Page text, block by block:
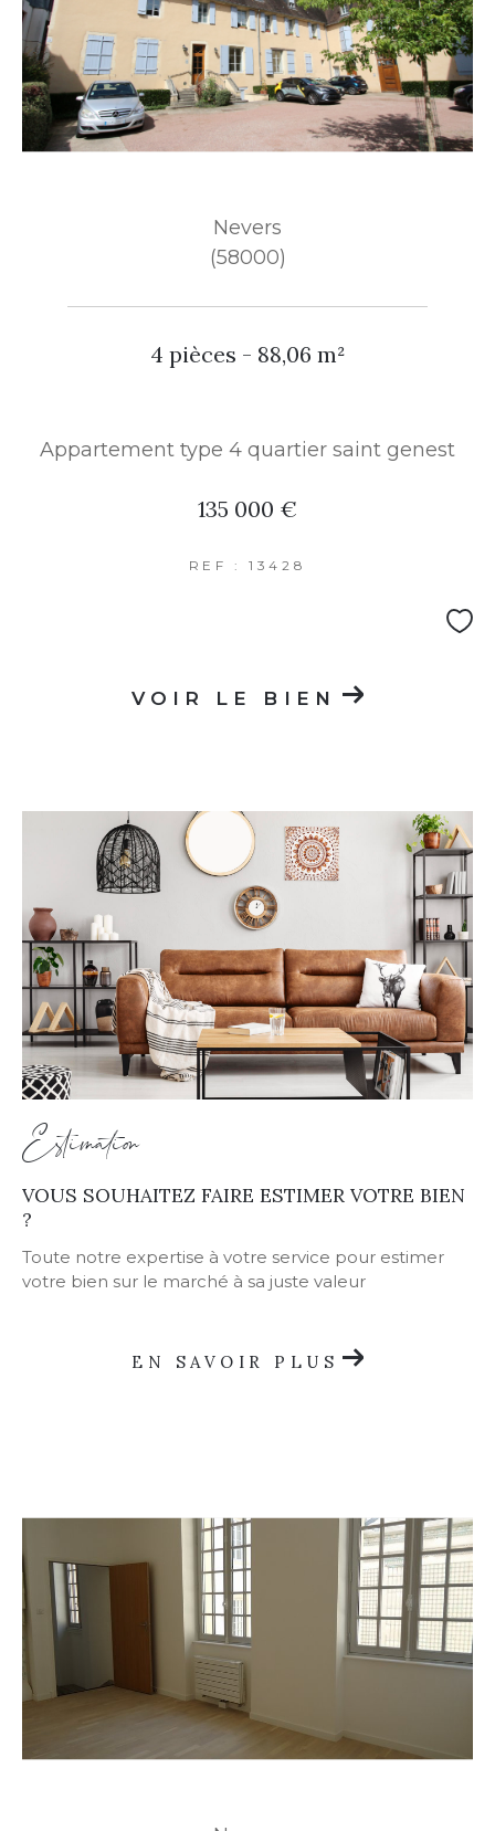
Nevers
(58000)
4 pièces - 88,06 m²
Appartement type 4 quartier saint genest
135 000 €
REF : 13428
VOIR LE BIEN
Estimation
VOUS SOUHAITEZ FAIRE ESTIMER VOTRE BIEN
?
Toute notre expertise à votre service pour estimer
votre bien sur le marché à sa juste valeur
EN SAVOIR PLUS